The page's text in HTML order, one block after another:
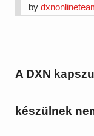
by
A DXN
készülnek